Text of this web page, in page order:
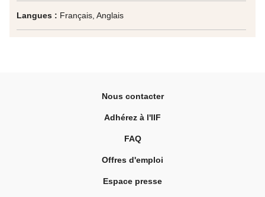
Langues : Français, Anglais
Nous contacter
Adhérez à l'IIF
FAQ
Offres d'emploi
Espace presse